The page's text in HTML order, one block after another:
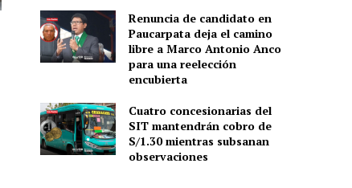
Renuncia de candidato en
Paucarpata deja el camino
libre a Marco Antonio Anco
para una reelección
encubierta
Cuatro concesionarias del
SIT mantendrán cobro de
S/1.30 mientras subsanan
observaciones